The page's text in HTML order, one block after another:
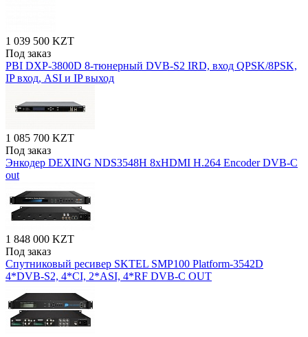
1 039 500 KZT
Под заказ
PBI DXP-3800D 8-тюнерный DVB-S2 IRD, вход QPSK/8PSK,
IP вход, ASI и IP выход
1 085 700 KZT
Под заказ
Энкодер DEXING NDS3548H 8хHDMI H.264 Encoder DVB-C
out
1 848 000 KZT
Под заказ
Спутниковый ресивер SKTEL SMP100 Platform-3542D
4*DVB-S2, 4*CI, 2*ASI, 4*RF DVB-C OUT